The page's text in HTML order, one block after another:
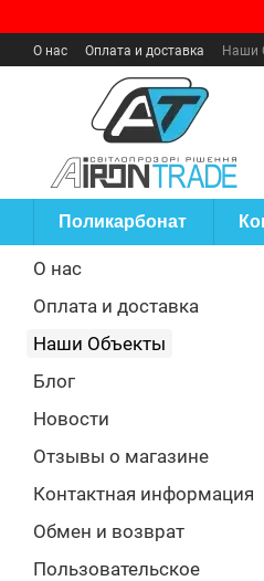
О нас Оплата и доставка Наши
Поликарбонат
О нас
Оплата и доставка
Наши Объекты
Блог
Новости
Отзывы о магазине
Контактная информация
Обмен и возврат
Пользовательское